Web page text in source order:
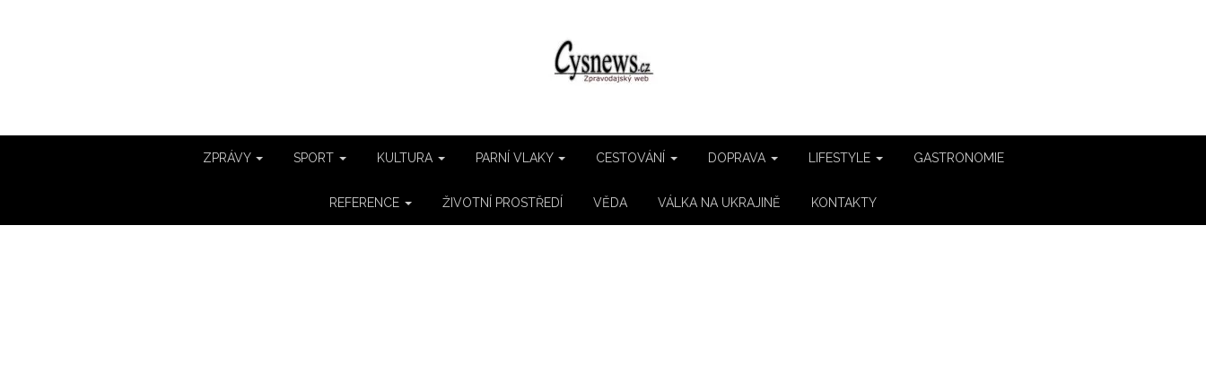
ZPRÁVY SPORT KULTURA PARNÍ VLAKY CESTOVÁNÍ DOPRAVA LIFESTYLE GASTRONOMIE
REFERENCE ŽIVOTNÍ PROSTŘEDÍ VĚDA VÁLKA NA UKRAJINĚ KONTAKTY